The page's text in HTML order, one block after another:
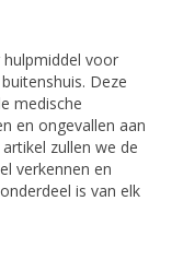
voor
Deze
medische
en ongevallen aan
zullen we de
verkennen en
is van elk